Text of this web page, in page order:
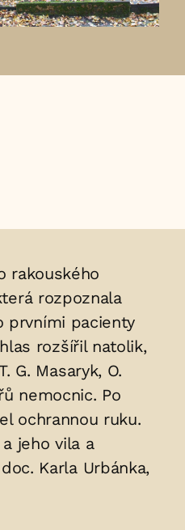
rakouského
rozpoznala
prvními pacienty
rozšířil natolik,
Masaryk, O.
nemocnic. Po
ochrannou ruku.
jeho vila a
Karla Urbánka,